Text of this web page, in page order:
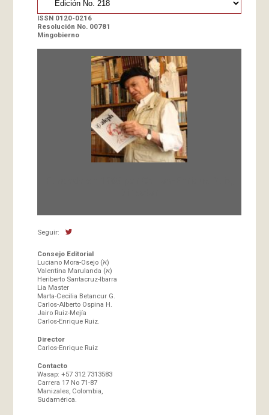
ISSN 0120-0216
Resolución No. 00781
Mingobierno
Seguir:
Consejo Editorial
Luciano Mora-Osejo (א)
Valentina Marulanda (א)
Heriberto Santacruz-Ibarra
Lia Master
Marta-Cecilia Betancur G.
Carlos-Alberto Ospina H.
Jairo Ruiz-Mejía
Carlos-Enrique Ruiz.
Director
Carlos-Enrique Ruiz
Contacto
Wasap: +57 312 7313583
Carrera 17 No 71-87
Manizales, Colombia,
Sudamérica.